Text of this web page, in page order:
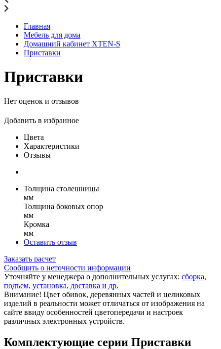
Главная
Мебель для дома
Домашний кабинет XTEN-S
Приставки
Приставки
Нет оценок и отзывов
Добавить в избранное
Цвета
Характеристики
Отзывы
Толщина столешницы
мм
Толщина боковых опор
мм
Кромка
мм
Оставить отзыв
Заказать расчет
Сообщить о неточности информации
Уточняйте у менеджера о дополнительных услугах: сборка,
подъем, установка, доставка и др.
Внимание! Цвет обивок, деревянных частей и целиковых
изделий в реальности может отличаться от изображения на
сайте ввиду особенностей цветопередачи и настроек
различных электронных устройств.
Комплектующие серии Приставки